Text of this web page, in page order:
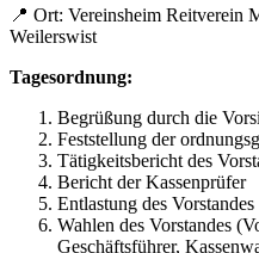
📍 Ort: Vereinsheim Reitverein
Weilerswist
Tagesordnung:
Begrüßung durch die
Feststellung der
Tätigkeitsbericht des
Bericht der Kassenprüfer
Entlastung des Vorstandes
Wahlen des Vorstandes
Geschäftsführer,